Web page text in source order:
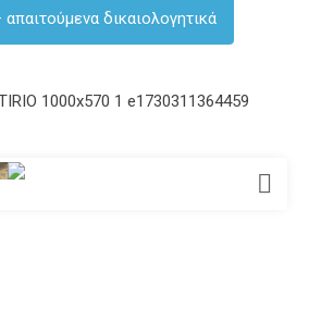
απαιτούμενα δικαιολογητικά